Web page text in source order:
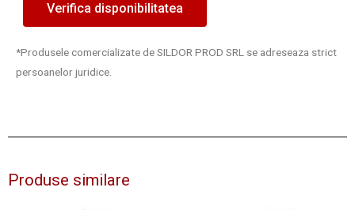
Verifica disponibilitatea
*Produsele comercializate de SILDOR PROD SRL se adreseaza strict
persoanelor juridice.
Produse similare